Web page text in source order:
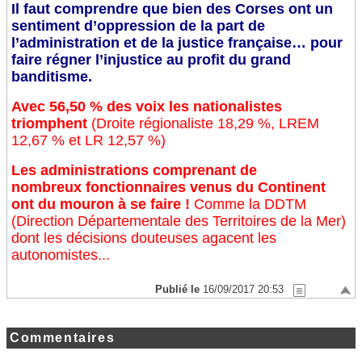
Il faut comprendre que bien des Corses ont un
sentiment d’oppression de la part de
l’administration et de la justice française… pour
faire régner l’injustice au profit du grand
banditisme.
Avec 56,50 % des voix les nationalistes
triomphent (Droite régionaliste 18,29 %, LREM
12,67 % et LR 12,57 %)
Les administrations comprenant de
nombreux fonctionnaires venus du Continent
ont du mouron à se faire ! Comme la DDTM
(Direction Départementale des Territoires de la Mer)
dont les décisions douteuses agacent les
autonomistes...
Publié le 16/09/2017 20:53
Commentaires